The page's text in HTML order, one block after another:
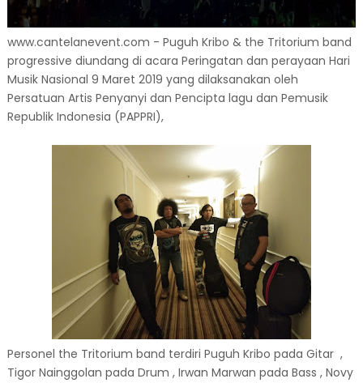
www.cantelanevent.com - Puguh Kribo & the Tritorium band
progressive diundang di acara Peringatan dan perayaan Hari
Musik Nasional 9 Maret 2019 yang dilaksanakan oleh
Persatuan Artis Penyanyi dan Pencipta lagu dan Pemusik
Republik Indonesia (PAPPRI),
Personel the Tritorium band terdiri Puguh Kribo pada Gitar ,
Tigor Nainggolan pada Drum , Irwan Marwan pada Bass , Novy